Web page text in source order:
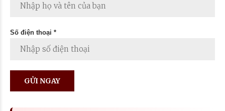
Số điện thoại *